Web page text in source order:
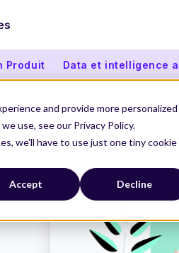
and provide more personalized
use, see our Privacy Policy.
we'll have to use just one tiny cookie
Accept Decline
Produit Data et intelligence